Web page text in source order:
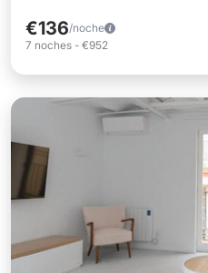
€136/noche
7 noches - €952